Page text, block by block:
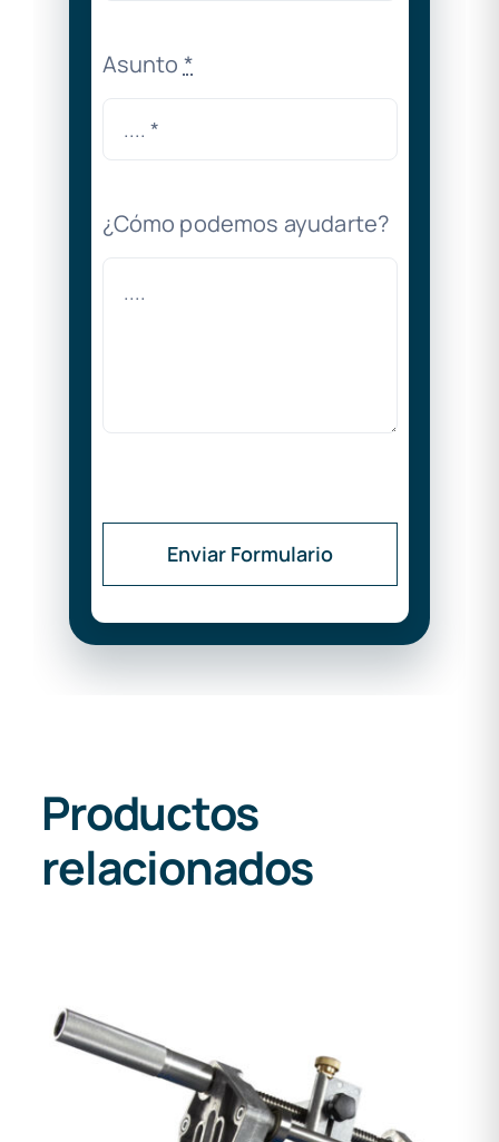
Asunto *
¿Cómo podemos ayudarte?
Enviar Formulario
Productos
relacionados